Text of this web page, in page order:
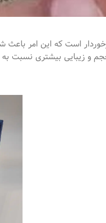
است که این امر
زیبایی بیشتری نسبت به